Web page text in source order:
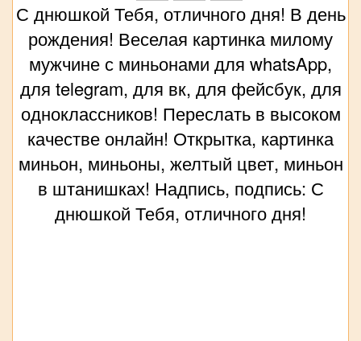
С днюшкой Тебя, отличного дня! В день
рождения! Веселая картинка милому
мужчине с миньонами для whatsApp,
для telegram, для вк, для фейсбук, для
одноклассников! Переслать в высоком
качестве онлайн! Открытка, картинка
миньон, миньоны, желтый цвет, миньон
в штанишках! Надпись, подпись: С
днюшкой Тебя, отличного дня!